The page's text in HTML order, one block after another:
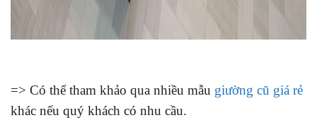
=> Có thể tham khảo qua nhiều mẫu giường cũ giá rẻ
khác nếu quý khách có nhu cầu.